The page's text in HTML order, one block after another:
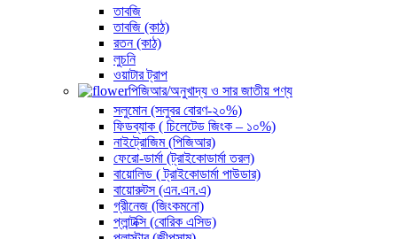
তাবজি
তাবজি (কাঠ)
রতন (কাঠ)
লুচনি
ওয়াটার ট্রাপ
পিজিআর/অনুখাদ্য ও সার জাতীয় পণ্য
সলুমোন (সলুবর বোরণ-২০%)
ফিডব্যাক ( চিলেটেড জিংক – ১০%)
নাইট্রোজিম (পিজিআর)
ফেরো-ডার্মা (ট্রাইকোডার্মা তরল)
বায়োলিড ( ট্রাইকোডার্মা পাউডার)
বায়োরুটস (এন.এন.এ)
গ্রীনেজ (জিংকমনো)
প্লান্টক্সি (বোরিক এসিড)